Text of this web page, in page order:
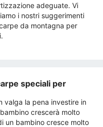
adeguate. Vi
i nostri suggerimenti
da montagna per
speciali per
valga la pena investire in
crescerà molto
un bambino cresce molto